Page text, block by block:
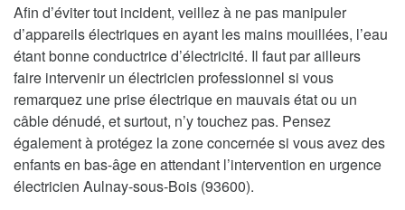
Afin d’éviter tout incident, veillez à ne pas manipuler
d’appareils électriques en ayant les mains mouillées, l’eau
étant bonne conductrice d’électricité. Il faut par ailleurs
faire intervenir un électricien professionnel si vous
remarquez une prise électrique en mauvais état ou un
câble dénudé, et surtout, n’y touchez pas. Pensez
également à protégez la zone concernée si vous avez des
enfants en bas-âge en attendant l’intervention en urgence
électricien Aulnay-sous-Bois (93600).